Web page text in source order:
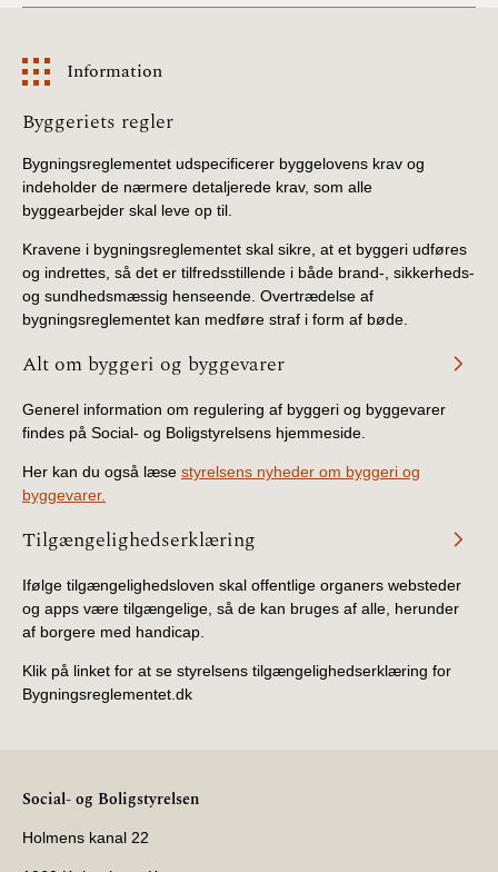
2018)
BR15 (2015-2018)
2010)
Information
Information
Byggeriets regler
Bygningsreglementet udspecificerer byggelovens krav og
indeholder de nærmere detaljerede krav, som alle
byggearbejder skal leve op til.
Kravene i bygningsreglementet skal sikre, at et byggeri udføres
og indrettes, så det er tilfredsstillende i både brand-, sikkerheds-
og sundhedsmæssig henseende. Overtrædelse af
bygningsreglementet kan medføre straf i form af bøde.
Alt om byggeri og byggevarer
Generel information om regulering af byggeri og byggevarer
findes på Social- og Boligstyrelsens hjemmeside.
Her kan du også læse styrelsens nyheder om byggeri og
byggevarer.
Tilgængelighedserklæring
Ifølge tilgængelighedsloven skal offentlige organers websteder
og apps være tilgængelige, så de kan bruges af alle, herunder
af borgere med handicap.
Klik på linket for at se styrelsens tilgængelighedserklæring for
Bygningsreglementet.dk
Social- og Boligstyrelsen
Holmens kanal 22